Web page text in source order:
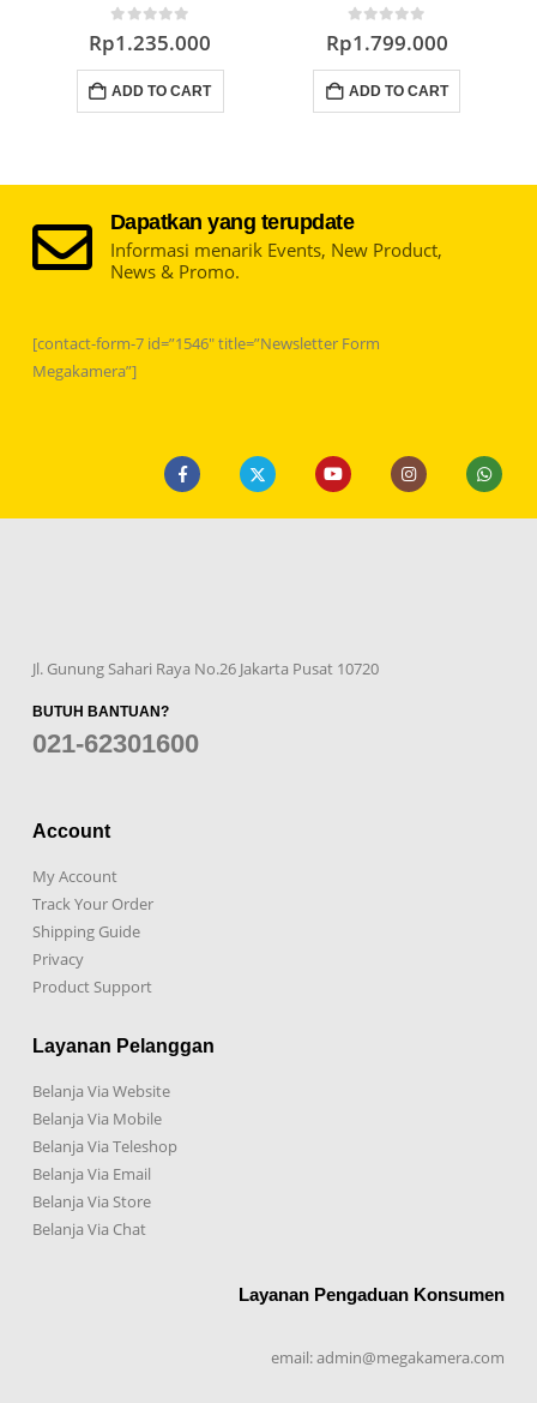
out of 5
Rp1.235.000
ADD TO CART
out of 5
Rp1.799.000
ADD TO CART
Dapatkan yang terupdate
Informasi menarik Events, New Product,
News & Promo.
[contact-form-7 id=”1546″ title=”Newsletter Form
Megakamera”]
Jl. Gunung Sahari Raya No.26 Jakarta Pusat 10720
BUTUH BANTUAN?
021-62301600
Account
My Account
Track Your Order
Shipping Guide
Privacy
Product Support
Layanan Pelanggan
Belanja Via Website
Belanja Via Mobile
Belanja Via Teleshop
Belanja Via Email
Belanja Via Store
Belanja Via Chat
Layanan Pengaduan Konsumen
email: admin@megakamera.com